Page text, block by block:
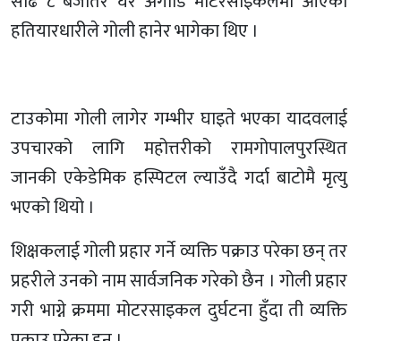
हतियारधारीले गोली हानेर भागेका थिए ।
टाउकोमा गोली लागेर गम्भीर घाइते भएका यादवलाई
उपचारको लागि महोत्तरीको रामगोपालपुरस्थित
जानकी एकेडेमिक हस्पिटल ल्याउँदै गर्दा बाटोमै मृत्यु
भएको थियो ।
शिक्षकलाई गोली प्रहार गर्ने व्यक्ति पक्राउ परेका छन् तर
प्रहरीले उनको नाम सार्वजनिक गरेको छैन । गोली प्रहार
गरी भाग्ने क्रममा मोटरसाइकल दुर्घटना हुँदा ती व्यक्ति